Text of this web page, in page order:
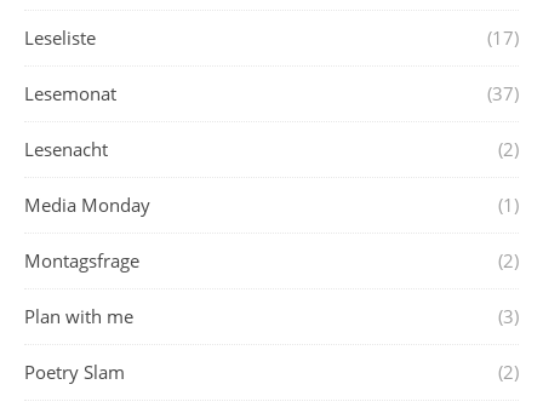
Leseliste (17)
Lesemonat (37)
Lesenacht (2)
Media Monday (1)
Montagsfrage (2)
Plan with me (3)
Poetry Slam (2)